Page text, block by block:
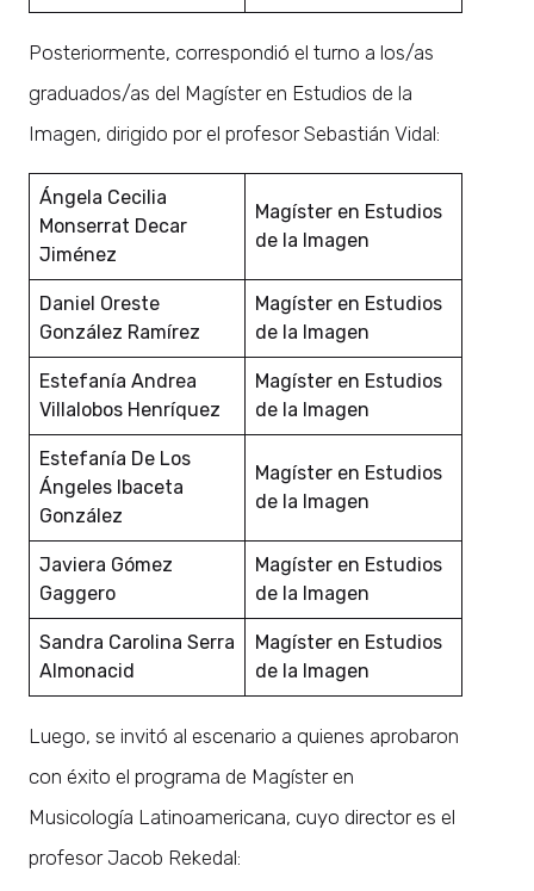
Posteriormente, correspondió el turno a los/as
graduados/as del Magíster en Estudios de la
Imagen, dirigido por el profesor Sebastián Vidal:
Ángela Cecilia
Monserrat Decar
Jiménez
Magíster en Estudios
de la Imagen
Daniel Oreste
González Ramírez
Magíster en Estudios
de la Imagen
Estefanía Andrea
Villalobos Henríquez
Magíster en Estudios
de la Imagen
Estefanía De Los
Ángeles Ibaceta
González
Magíster en Estudios
de la Imagen
Javiera Gómez
Gaggero
Magíster en Estudios
de la Imagen
Sandra Carolina Serra
Almonacid
Magíster en Estudios
de la Imagen
Luego, se invitó al escenario a quienes aprobaron
con éxito el programa de Magíster en
Musicología Latinoamericana, cuyo director es el
profesor Jacob Rekedal: